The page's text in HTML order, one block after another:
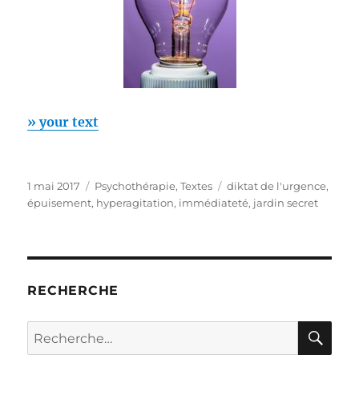
» your text
Publié
le
1 mai 2017 Catégories
Psychothérapie,Textes Étiquettes
diktat de l'urgence,
épuisement, hyperagitation, immédiateté, jardin secret
RECHERCHE
Recherche
pour :